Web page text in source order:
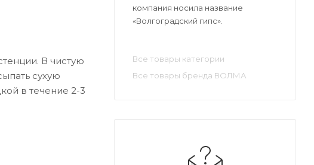
В чистую
сухую
в течение 2-3
компания носила название
«Волгоградский гипс».
Все товары категории
Все товары бренда ВОЛМА